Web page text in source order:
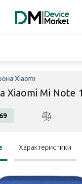
Xiaomi
Xiaomi Mi Note
Характеристики